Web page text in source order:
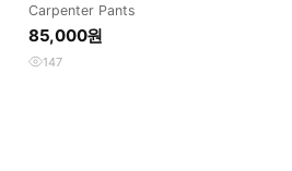
Carpenter Pants
85,000원
147